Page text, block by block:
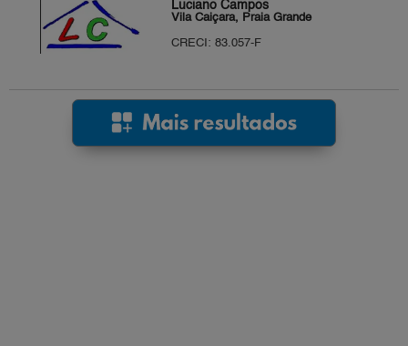
Luciano Campos
Vila Caiçara, Praia Grande
CRECI: 83.057-F